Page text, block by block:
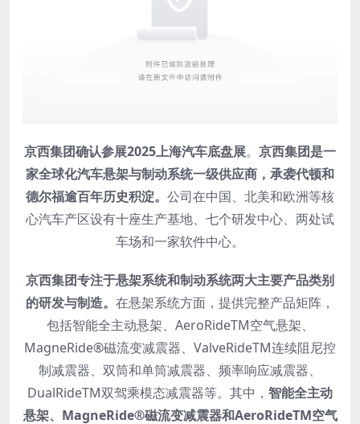
京西集团确认参展2025上海汽车底盘展。 京西集团是一
家全球化汽车悬架与制动系统一级供应商，承袭代顿和
德尔福逾百年历史积淀。 公司在中国、北美和欧洲等核
心汽车产区设有十座生产基地、七个研发中心、两处试
车场和一家软件中心。
京西集团专注于悬架系统和制动系统两大主要产品类别
的研发与制造。 在悬架系统方面，提供完整产品矩阵，
包括智能全主动悬架、AeroRideTM空气悬架、
MagneRide®磁流变减震器、ValveRideTM连续阻尼控
制减震器、双筒和单筒减震器、频率响应减震器、
DualRideTM双驾乘模态减震器等。其中， 智能全主动
悬架、MagneRide®磁流变减震器和AeroRideTM空气